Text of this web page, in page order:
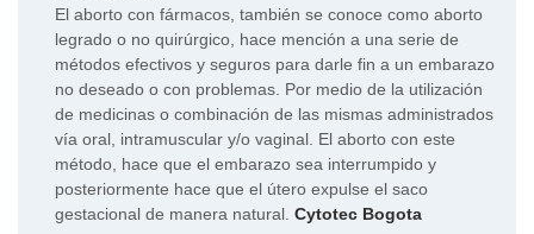
El aborto con fármacos, también se conoce como aborto
legrado o no quirúrgico, hace mención a una serie de
métodos efectivos y seguros para darle fin a un embarazo
no deseado o con problemas. Por medio de la utilización
de medicinas o combinación de las mismas administrados
vía oral, intramuscular y/o vaginal. El aborto con este
método, hace que el embarazo sea interrumpido y
posteriormente hace que el útero expulse el saco
gestacional de manera natural. Cytotec Bogota